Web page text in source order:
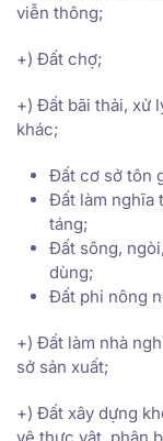
viễn thông;
+) Đất chợ;
+) Đất bãi thải, xử
khác;
Đất cơ sở tôn
Đất làm nghĩa
táng;
Đất sông,
dùng;
Đất phi nông
+) Đất làm nhà
sở sản xuất;
+) Đất xây dựng